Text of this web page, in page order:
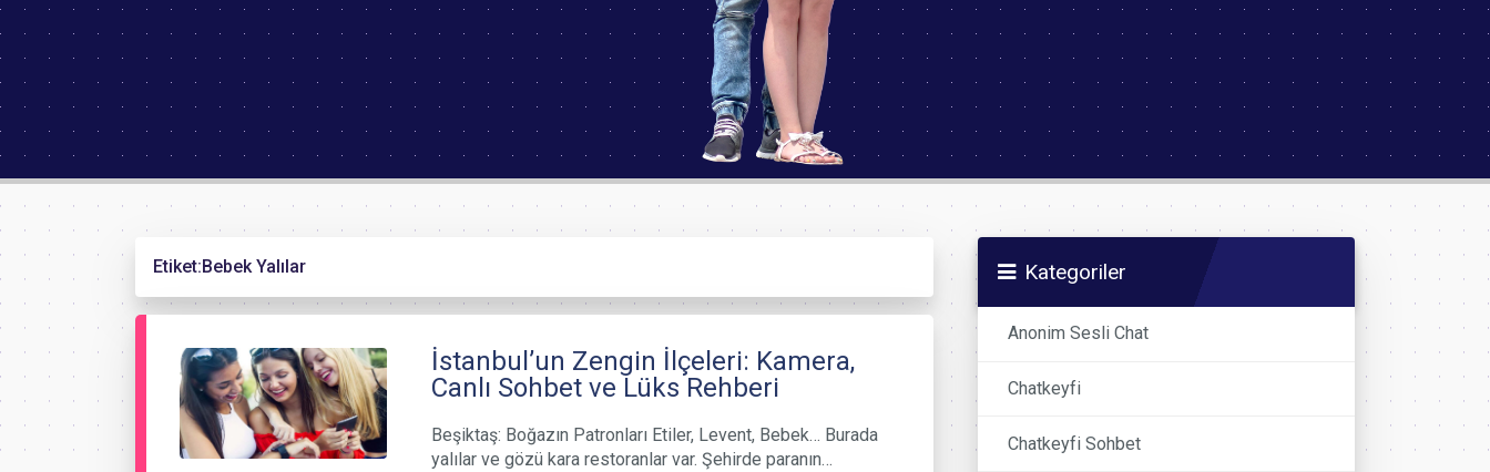
Etiket: Bebek Yalılar
İstanbul’un Zengin İlçeleri: Kamera,
Canlı Sohbet ve Lüks Rehberi
Beşiktaş: Boğazın Patronları Etiler, Levent, Bebek… Burada
yalılar ve gözü kara restoranlar var. Şehirde paranın…
Kategoriler
Anonim Sesli Chat
Chatkeyfi
Chatkeyfi Sohbet